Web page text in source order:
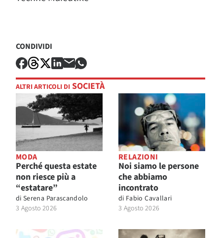
CONDIVIDI
ALTRI ARTICOLI DI SOCIETÀ
MODA
Perché questa estate
non riesce più a
“estatare”
di Serena Parascandolo
3 Agosto 2026
RELAZIONI
Noi siamo le persone
che abbiamo
incontrato
di Fabio Cavallari
3 Agosto 2026